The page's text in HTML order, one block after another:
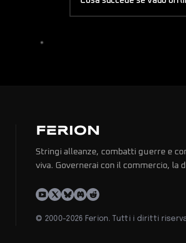
Stringi alleanze, combatti guerre e
viva. Governerai con il commercio, la
© 2000-2026 Ferion. Tutti i diritti